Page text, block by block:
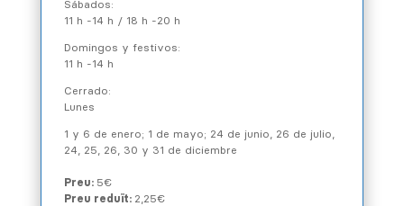
Sábados:
11 h -14 h / 18 h -20 h
Domingos y festivos:
11 h -14 h
Cerrado:
Lunes
1 y 6 de enero; 1 de mayo; 24 de junio, 26 de julio,
24, 25, 26, 30 y 31 de diciembre
Preu: 5€
Preu reduït: 2,25€